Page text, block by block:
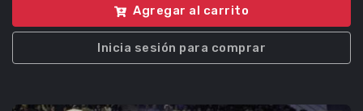
Agregar al carrito
Inicia sesión para comprar